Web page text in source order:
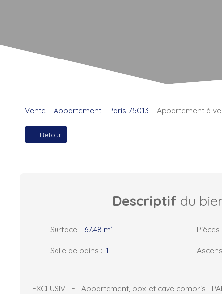
Vente Appartement Paris 75013 Appartement à
Retour
Descriptif du
Surface : 67.48 m² Pièces
Salle de bains : 1
EXCLUSIVITE : Appartement, box et cave compris :